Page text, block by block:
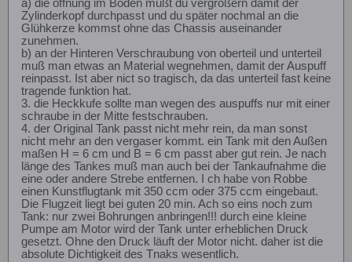
a) die öffnung im Boden mußt du vergrößern damit der
Zylinderkopf durchpasst und du später nochmal an die
Glühkerze kommst ohne das Chassis auseinander
zunehmen.
b) an der Hinteren Verschraubung von oberteil und unterteil
muß man etwas an Material wegnehmen, damit der Auspuff
reinpasst. Ist aber nict so tragisch, da das unterteil fast keine
tragende funktion hat.
3. die Heckkufe sollte man wegen des auspuffs nur mit einer
schraube in der Mitte festschrauben.
4. der Original Tank passt nicht mehr rein, da man sonst
nicht mehr an den vergaser kommt. ein Tank mit den Außen
maßen H = 6 cm und B = 6 cm passt aber gut rein. Je nach
länge des Tankes muß man auch bei der Tankaufnahme die
eine oder andere Strebe entfernen. I ch habe von Robbe
einen Kunstflugtank mit 350 ccm oder 375 ccm eingebaut.
Die Flugzeit liegt bei guten 20 min. Ach so eins noch zum
Tank: nur zwei Bohrungen anbringen!!! durch eine kleine
Pumpe am Motor wird der Tank unter erheblichen Druck
gesetzt. Ohne den Druck läuft der Motor nicht. daher ist die
absolute Dichtigkeit des Tnaks wesentlich.